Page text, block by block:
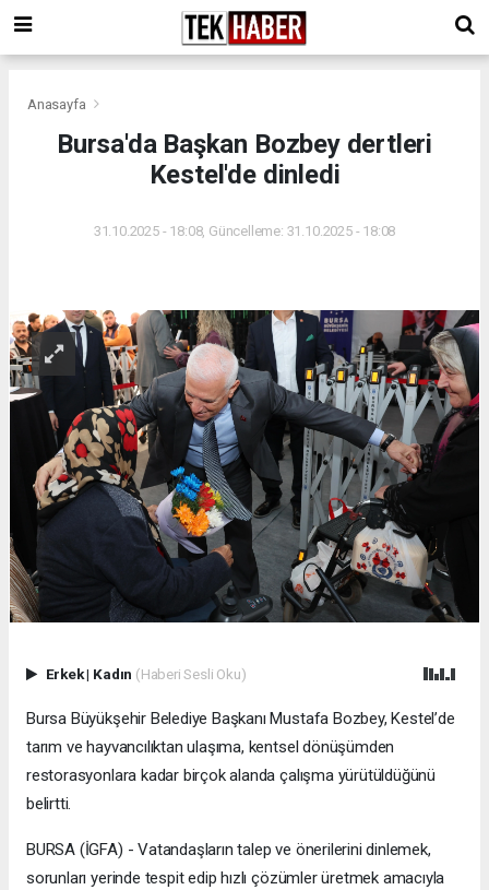
Anasayfa
Bursa'da Başkan Bozbey dertleri
Kestel'de dinledi
31.10.2025 - 18:08, Güncelleme: 31.10.2025 - 18:08
Erkek| Kadın (Haberi Sesli Oku)
Bursa Büyükşehir Belediye Başkanı Mustafa Bozbey, Kestel’de
tarım ve hayvancılıktan ulaşıma, kentsel dönüşümden
restorasyonlara kadar birçok alanda çalışma yürütüldüğünü
belirtti.
BURSA (İGFA) - Vatandaşların talep ve önerilerini dinlemek,
sorunları yerinde tespit edip hızlı çözümler üretmek amacıyla